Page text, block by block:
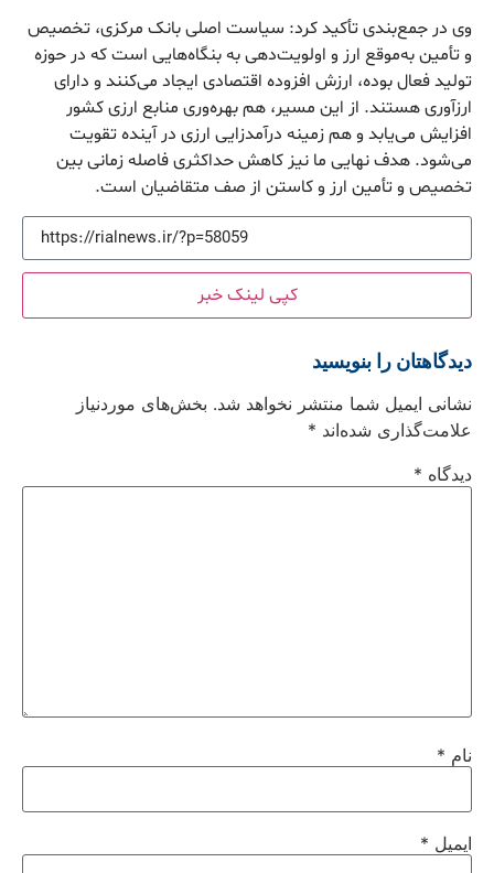
وی در جمع‌بندی تأکید کرد: سیاست اصلی بانک مرکزی، تخصیص
و تأمین به‌موقع ارز و اولویت‌دهی به بنگاه‌هایی است که در حوزه
تولید فعال بوده، ارزش افزوده اقتصادی ایجاد می‌کنند و دارای
ارزآوری هستند. از این مسیر، هم بهره‌وری منابع ارزی کشور
افزایش می‌یابد و هم زمینه درآمدزایی ارزی در آینده تقویت
می‌شود. هدف نهایی ما نیز کاهش حداکثری فاصله زمانی بین
تخصیص و تأمین ارز و کاستن از صف متقاضیان است.
کپی لینک خبر
دیدگاهتان را بنویسید
نشانی ایمیل شما منتشر نخواهد شد. بخش‌های موردنیاز
علامت‌گذاری شده‌اند *
دیدگاه *
نام *
ایمیل *